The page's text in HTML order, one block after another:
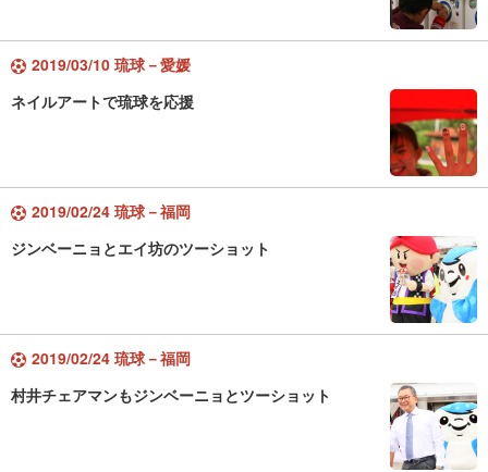
2019/03/10 琉球－愛媛
ネイルアートで琉球を応援
2019/02/24 琉球－福岡
ジンベーニョとエイ坊のツーショット
2019/02/24 琉球－福岡
村井チェアマンもジンベーニョとツーショット